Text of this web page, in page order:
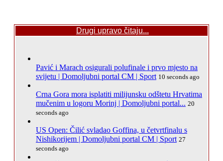
Drugi upravo čitaju...
Pavić i Marach osigurali polufinale i prvo mjesto na
svijetu | Domoljubni portal CM | Sport 10 seconds ago
Crna Gora mora isplatiti milijunsku odštetu Hrvatima
mučenim u logoru Morinj | Domoljubni portal... 20
seconds ago
US Open: Čilić svladao Goffina, u četvrtfinalu s
Nishikorijem | Domoljubni portal CM | Sport 27
seconds ago